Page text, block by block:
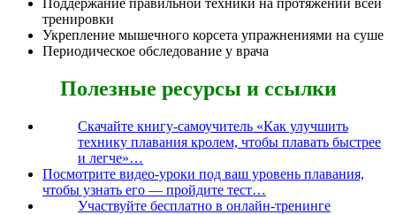
Поддержание правильной техники на протяжении всей
тренировки
Укрепление мышечного корсета упражнениями на суше
Периодическое обследование у врача
Полезные ресурсы и ссылки
Скачайте книгу-самоучитель «Как улучшить
технику плавания кролем, чтобы плавать быстрее
и легче»…
Посмотрите видео-уроки под ваш уровень плавания,
чтобы узнать его — пройдите тест…
Участвуйте бесплатно в онлайн-тренинге